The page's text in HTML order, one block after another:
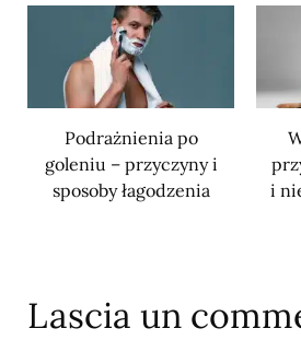
Podrażnienia po
goleniu – przyczyny i
sposoby łagodzenia
i
Lascia un